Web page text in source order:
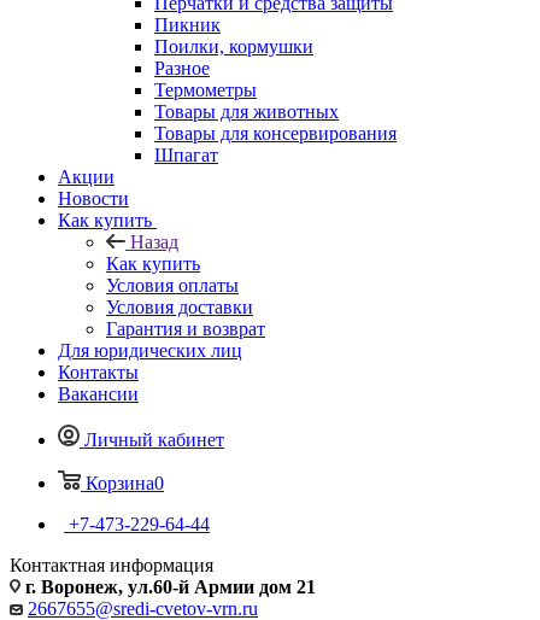
Пикник
Поилки, кормушки
Разное
Термометры
Товары для животных
Товары для консервирования
Шпагат
Акции
Новости
Как купить
Назад
Как купить
Условия оплаты
Условия доставки
Гарантия и возврат
Для юридических лиц
Контакты
Вакансии
Личный кабинет
Корзина0
+7-473-229-64-44
Контактная информация
г. Воронеж, ул.60-й Армии дом 21
2667655@sredi-cvetov-vrn.ru